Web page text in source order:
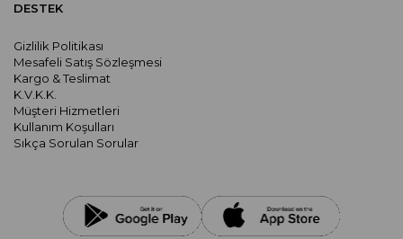
DESTEK
Gizlilik Politikası
Mesafeli Satış Sözleşmesi
Kargo & Teslimat
K.V.K.K.
Müşteri Hizmetleri
Kullanım Koşulları
Sıkça Sorulan Sorular